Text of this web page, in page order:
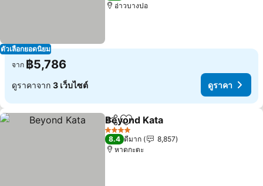
ตัวเลือกยอดนิยม
อ่าวบางปอ
จาก ฿5,786
ดูราคาจาก 3 เว็บไซต์ ดูราคา
แชร์ เพิ่มในรายการโปรด
Beyond Kata
4 ดาว
8.4 ดีมาก
8,857
หาดกะตะ